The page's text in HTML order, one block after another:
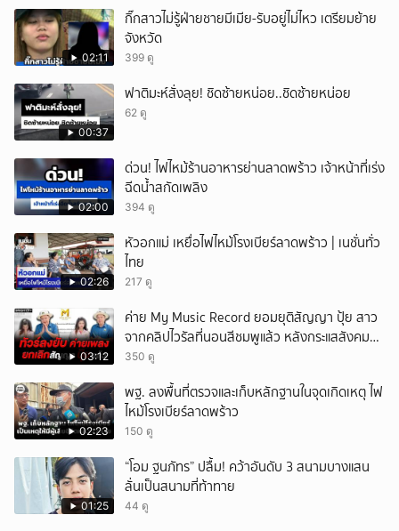
02:11
กิ๊กสาวไม่รู้ฝ่ายชายมีเมีย-รับอยู่ไม่ไหว เตรียมย้าย
จังหวัด
399 ดู
00:37
ฟาติมะห์สั่งลุย! ชิดซ้ายหน่อย..ชิดซ้ายหน่อย
62 ดู
02:00
ด่วน! ไฟไหม้ร้านอาหารย่านลาดพร้าว เจ้าหน้าที่เร่ง
ฉีดน้ำสกัดเพลิง
394 ดู
02:26
หัวอกแม่ เหยื่อไฟไหม้โรงเบียร์ลาดพร้าว | เนชั่นทั่ว
ไทย
217 ดู
03:12
ค่าย My Music Record ยอมยุติสัญญา ปุ้ย สาว
จากคลิปไวรัลที่นอนสีชมพูแล้ว หลังกระแสสังคม
และคนในวงการวิจารณ์เรื่องความเหมาะสม
350 ดู
02:23
พฐ. ลงพื้นที่ตรวจและเก็บหลักฐานในจุดเกิดเหตุ ไฟ
ไหม้โรงเบียร์ลาดพร้าว
150 ดู
01:25
“โอม ฐนภัทร” ปลื้ม! คว้าอันดับ 3 สนามบางแสน
ลั่นเป็นสนามที่ท้าทาย
44 ดู